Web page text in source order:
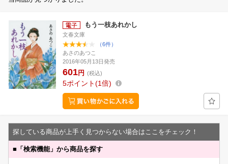
もう一枝あれかし
文春文庫
（6件）
あさのあつこ
2016年05月13日発売
601円 (税込)
5ポイント 1倍
探している商品が上手く見つからない場合はここをチェック！
■ 「検索機能」から商品を探す